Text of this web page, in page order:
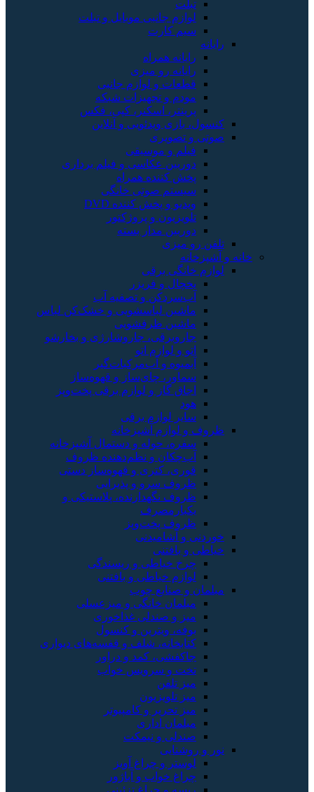
تبلت
لوازم جانبی موبایل و تبلت
سیم کارت
رایانه
رایانه همراه
رایانه رو میزی
قطعات و لوازم جانبی
مودم و تجهیزات شبکه
پرینتر، اسکنر، کپی، فکس
کنسول، بازی‌ ویدئویی و آنلاین
صوتی و تصویری
فیلم و موسیقی
دوربین عکاسی و فیلم برداری
پخش کننده همراه
سیستم صوتی خانگی
ویدیو و پخش کننده DVD
تلویزیون و پروژکتور
دوربین مدار بسته
تلفن رو میزی
خانه و آشپزخانه
لوازم خانگی برقی
یخچال و فریزر
آب‌سردکن و تصفیه آب
ماشین لباسشویی و خشک‌کن لباس
ماشین ظرفشویی
جاروبرقی، جاروشارژی و بخارشو
اتو و لوازم اتو
آبمیوه و آب‌مرکبات‌گیر
سماور، چای‌ساز و قهوه‌ساز
اجاق گاز و لوازم برقی پخت‌وپز
هود
سایر لوازم برقی
ظروف و لوازم آشپزخانه
سفره، حوله و دستمال آشپزخانه
آب‌چکان و نظم‌دهنده ظروف
قوری، کتری و قهوه‌ساز دستی
ظروف سرو و پذیرایی
ظروف نگهدارنده، پلاستیکی و
یکبارمصرف
ظروف پخت‌وپز
خوردنی و آشامیدنی
خیاطی و بافتنی
چرخ خیاطی و ریسندگی
لوازم خیاطی و بافتنی
مبلمان و صنایع چوب
مبلمان خانگی و میزعسلی
میز و صندلی غذاخوری
بوفه، ویترین و کنسول
کتابخانه، شلف و قفسه‌های دیواری
جاکفشی، کمد و دراور
تخت و سرویس خواب
میز تلفن
میز تلویزیون
میز تحریر و کامپیوتر
مبلمان اداری
صندلی و نیمکت
نور و روشنایی
لوستر و چراغ آویز
چراغ خواب و آباژور